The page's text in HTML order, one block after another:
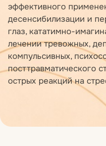
эффективного
десенсибилизации и
глаз, кататимно-
лечении тревожных,
компульсивных,
посттравматического
острых реакций на